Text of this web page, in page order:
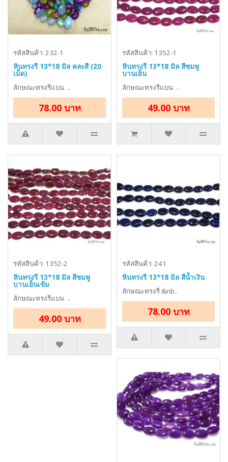
รหัสสินค้า: 232-1
หินทรงรี 13*18 มิล คละสี (20
เม็ด)
ลักษณะทรงรีแบน ..
78.00 บาท
รหัสสินค้า: 1352-1
หินทรงรี 13*18 มิล สีชมพู
บานเย็น
ลักษณะทรงรีแบน ..
49.00 บาท
รหัสสินค้า: 1352-2
หินทรงรี 13*18 มิล สีชมพู
บานเย็นเข้ม
ลักษณะทรงรีแบน ..
49.00 บาท
รหัสสินค้า: 241
หินทรงรี 13*18 มิล สีน้ำเงิน
ลักษณะทรงรี &nb..
78.00 บาท